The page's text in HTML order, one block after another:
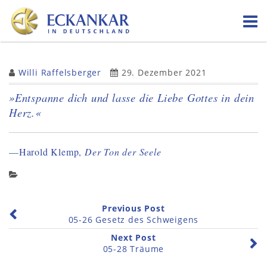
Skip
content
Willi Raffelsberger 29. Dezember 2021
»Entspanne dich und lasse die Liebe Gottes in dein
Herz.«
—Harold Klemp, Der Ton der Seele
Previous Post
05-26 Gesetz des Schweigens
Next Post
05-28 Träume